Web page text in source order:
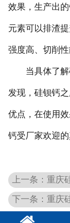
效果，生产出
元素可以排渣
强度高、切削性
当具体了解
发现，硅钡钙
优点，在使用
钙受厂家欢迎的
上一条：重庆
下一条：重庆